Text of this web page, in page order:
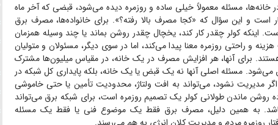
مسئله معمولاً خیلی ساده و روزمره دیده می‌شود، قبضی که آخر ماه
است و این سؤال که «کجا مصرف بالا رفته؟». برای خانواده‌ها، مصرف برق
اینکه کولر چقدر کار کند، یخچال چقدر روشن بماند یا چند وسیله همزمان
و راحتی روزمره معنا پیدا می‌کند، اما در سوی دیگر، مسئولان و متولیان
برای آنها، هر افزایش مصرف در یک خانه، در مقیاس میلیون‌ها مشترک
مسئله اصلی آنها نه یک قبض یا یک خانه، بلکه پایداری کل شبکه در
مدیریت نشود، می‌تواند به افت ولتاژ، محدودیت تأمین یا حتی خاموشی
روشن ماندن طولانی کولر یک تصمیم روزمره است، برای شبکه برق می‌تواند
به همین دلیل، مصرف برق فقط یک موضوع فنی یا فقط یک مسئله